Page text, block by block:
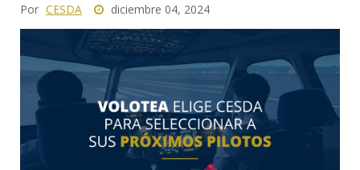
Por CESDA diciembre 04, 2024